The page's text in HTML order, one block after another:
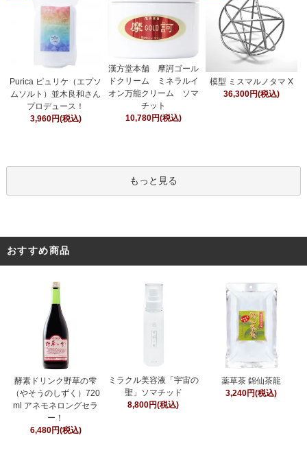
Purica ピュリケ（エプソ
ムソルト）並木良和さん
プロデュース！
3,960円(税込)
漢方堂本舗 摩訶ゴール
ドクリーム ミネラルイ
オン万能クリーム ソマ
チット
10,780円(税込)
模型 ミスマルノタマ X
36,300円(税込)
もっと見る
おすすめ商品
酵素ドリンク野草の雫
（やそうのしずく）720
ml アネモネロングセラ
ー！
6,480円(税込)
ミラクル美容液「宇宙の
聖」ソマチッド
8,800円(税込)
薬草茶 錦仙茶龍
3,240円(税込)